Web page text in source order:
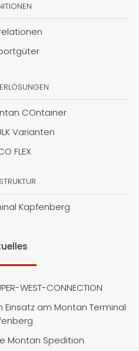
COntainer
Varianten
FLEX
Kapfenberg
WEST-CONNECTION
am Montan Terminal
Montan Spedition